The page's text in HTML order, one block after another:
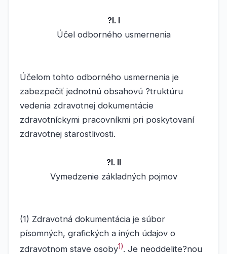
?l. I
Účel odborného usmernenia
Účelom tohto odborného usmernenia je
zabezpečiť jednotnú obsahovú ?truktúru
vedenia zdravotnej dokumentácie
zdravotníckymi pracovníkmi pri poskytovaní
zdravotnej starostlivosti.
?l. II
Vymedzenie základných pojmov
(1) Zdravotná dokumentácia je súbor
písomných, grafických a iných údajov o
zdravotnom stave osoby1). Je neoddelite?nou